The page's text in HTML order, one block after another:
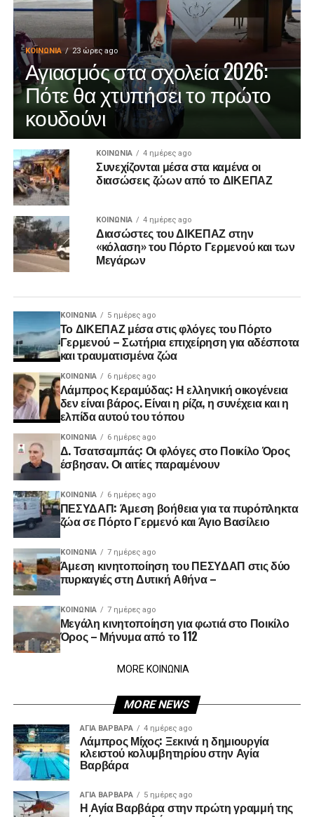
ΚΟΙΝΩΝΊΑ 23 ώρες ago
Αγιασμός στα σχολεία 2026:
Πότε θα χτυπήσει το πρώτο
κουδούνι
ΚΟΙΝΩΝΊΑ 4 ημέρες ago
Συνεχίζονται μέσα στα καμένα οι
διασώσεις ζώων από το ΔΙΚΕΠΑΖ
ΚΟΙΝΩΝΊΑ 4 ημέρες ago
Διασώστες του ΔΙΚΕΠΑΖ στην
«κόλαση» του Πόρτο Γερμενού και των
Μεγάρων
ΚΟΙΝΩΝΊΑ 5 ημέρες ago
Το ΔΙΚΕΠΑΖ μέσα στις φλόγες του Πόρτο
Γερμενού – Σωτήρια επιχείρηση για αδέσποτα
και τραυματισμένα ζώα
ΚΟΙΝΩΝΊΑ 6 ημέρες ago
Λάμπρος Κεραμύδας: Η ελληνική οικογένεια
δεν είναι βάρος. Είναι η ρίζα, η συνέχεια και η
ελπίδα αυτού του τόπου
ΚΟΙΝΩΝΊΑ 6 ημέρες ago
Δ. Τσατσαμπάς: Οι φλόγες στο Ποικίλο Όρος
έσβησαν. Οι αιτίες παραμένουν
ΚΟΙΝΩΝΊΑ 6 ημέρες ago
ΠΕΣΥΔΑΠ: Άμεση βοήθεια για τα πυρόπληκτα
ζώα σε Πόρτο Γερμενό και Άγιο Βασίλειο
ΚΟΙΝΩΝΊΑ 7 ημέρες ago
Άμεση κινητοποίηση του ΠΕΣΥΔΑΠ στις δύο
πυρκαγιές στη Δυτική Αθήνα –
ΚΟΙΝΩΝΊΑ 7 ημέρες ago
Μεγάλη κινητοποίηση για φωτιά στο Ποικίλο
Όρος – Μήνυμα από το 112
MORE ΚΟΙΝΩΝΙΑ
MORE NEWS
ΑΓΙΑ ΒΑΡΒΑΡΑ 4 ημέρες ago
Λάμπρος Μίχος: Ξεκινά η δημιουργία
κλειστού κολυμβητηρίου στην Αγία
Βαρβάρα
ΑΓΙΑ ΒΑΡΒΑΡΑ 5 ημέρες ago
Η Αγία Βαρβάρα στην πρώτη γραμμή της